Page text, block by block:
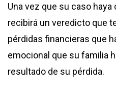
Una vez que su caso
recibirá un veredicto que
pérdidas financieras que
emocional que su familia
resultado de su pérdida.